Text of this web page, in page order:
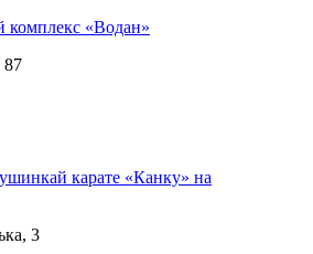
комплекс «Водан»
87
карате «Канку» на
3